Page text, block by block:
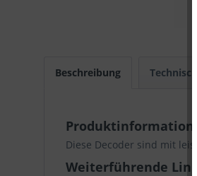
Beschreibung
Diese Decoder sind mit
Weiterführende